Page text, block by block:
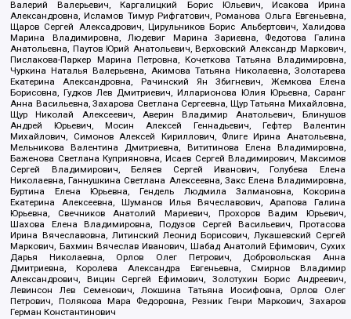
Валерий Валерьевич, Каргалицкий Борис Юльевич, Исакова Ирина
Александровна, Исламов Тимур Рифгатович, Романова Ольга Евгеньевна,
Щаров Сергей Алексадрович, Цирульников Борис Альбертович, Халидова
Марина Владимировна, Людевиг Марина Зариевна, Федотова Галина
Анатольевна, Паутов Юрий Анатольевич, Верховский Александр Маркович,
Пислакова-Паркер Марина Петровна, Кочеткова Татьяна Владимировна,
Чуркина Наталья Валерьевна, Акимова Татьяна Николаевна, Золотарева
Екатерина Александровна, Рачинский Ян Збигневич, Жемкова Елена
Борисовна, Гудков Лев Дмитриевич, Илларионова Юлия Юрьевна, Саранг
Анна Васильевна, Захарова Светлана Сергеевна, Щур Татьяна Михайловна,
Щур Николай Алексеевич, Аверин Владимир Анатольевич, Блинушов
Андрей Юрьевич, Мосин Алексей Геннадьевич, Гефтер Валентин
Михайлович, Симонов Алексей Кириллович, Флиге Ирина Анатольевна,
Мельникова Валентина Дмитриевна, Вититинова Елена Владимировна,
Баженова Светлана Куприяновна, Исаев Сергей Владимирович, Максимов
Сергей Владимирович, Беляев Сергей Иванович, Голубева Елена
Николаевна, Ганнушкина Светлана Алексеевна, Закс Елена Владимировна,
Буртина Елена Юрьевна, Гендель Людмила Залмановна, Кокорина
Екатерина Алексеевна, Шуманов Илья Вячеславович, Арапова Галина
Юрьевна, Свечников Анатолий Мариевич, Прохоров Вадим Юрьевич,
Шахова Елена Владимировна, Подузов Сергей Васильевич, Протасова
Ирина Вячеславовна, Литинский Леонид Борисович, Лукашевский Сергей
Маркович, Бахмин Вячеслав Иванович, Шабад Анатолий Ефимович, Сухих
Дарья Николаевна, Орлов Олег Петрович, Добровольская Анна
Дмитриевна, Королева Александра Евгеньевна, Смирнов Владимир
Александрович, Вицин Сергей Ефимович, Золотухин Борис Андреевич,
Левинсон Лев Семенович, Локшина Татьяна Иосифовна, Орлов Олег
Петрович, Полякова Мара Федоровна, Резник Генри Маркович, Захаров
Герман Константинович